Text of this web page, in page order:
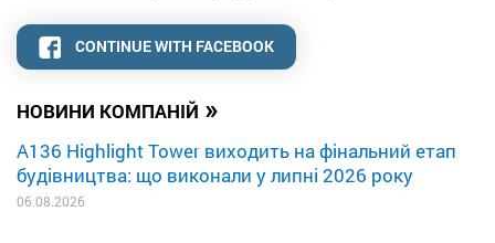
НОВИНИ КОМПАНІЙ »
A136 Highlight Tower виходить на фінальний етап
будівництва: що виконали у липні 2026 року
06.08.2026
CONTINUE WITH FACEBOOK